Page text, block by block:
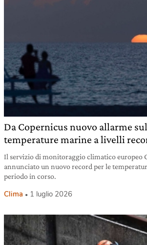
Da Copernicus nuovo allarme
temperature marine a livelli
Il servizio di monitoraggio climatico europeo
annunciato un nuovo record per le
periodo in corso.
Clima 1 luglio 2026